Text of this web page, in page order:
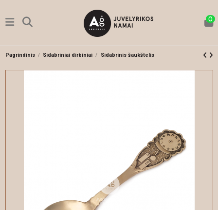
0
Pagrindinis Sidabriniai dirbiniai Sidabrinis šaukštelis